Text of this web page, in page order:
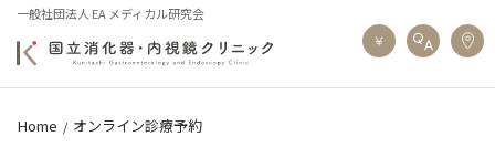
一般社団法人 EA メディカル研究会
Home オンライン診療予約